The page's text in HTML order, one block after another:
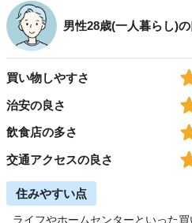
男性28歳(一人暮らし)
買い物しやすさ
治安の良さ
飲食店の多さ
交通アクセスの良さ
住みやすい点
ライフやホームセンターといった